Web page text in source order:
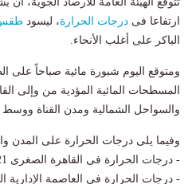
ارتفاعا فى درجات الحرارة، ليسود
الباكر على أغلب الأنحاء.
ومتوقع اليوم شبورة مائية صباحاً على
المسطحات المائية المؤدية من وإلى
والسواحل الشمالية ومدن القناة
وفيما يلى درجات الحرارة على المدن
- درجات الحرارة فى القاهرة الصغرى 21 والعظمى 32
- درجات الحرارة فى العاصمة الإدارية الصغرى 20